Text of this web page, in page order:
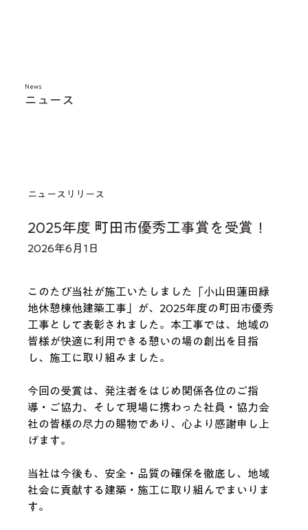
​ニュース
News
ニュースリリース
2025年度 町田市優秀工事賞を受賞！
2026年6月1日
このたび当社が施工いたしました「小山田蓮田緑
地休憩棟他建築工事」が、2025年度の町田市優秀
工事として表彰されました。本工事では、地域の
皆様が快適に利用できる憩いの場の創出を目指
し、施工に取り組みました。
今回の受賞は、発注者をはじめ関係各位のご指
導・ご協力、そして現場に携わった社員・協力会
社の皆様の尽力の賜物であり、心より感謝申し上
げます。
当社は今後も、安全・品質の確保を徹底し、地域
社会に貢献する建築・施工に取り組んでまいりま
す。